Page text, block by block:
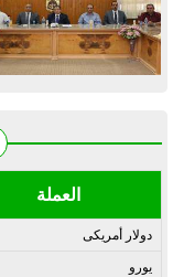
العملة
دولار أمريكى
يورو